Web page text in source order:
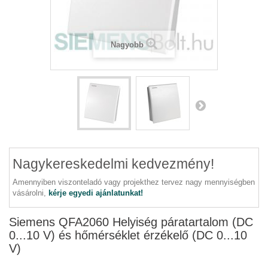
Nagyobb
Nagykereskedelmi kedvezmény!
Amennyiben viszonteladó vagy projekthez tervez nagy mennyiségben
vásárolni, kérje egyedi ajánlatunkat!
Siemens QFA2060 Helyiség páratartalom (DC
0...10 V) és hőmérséklet érzékelő (DC 0...10
V)